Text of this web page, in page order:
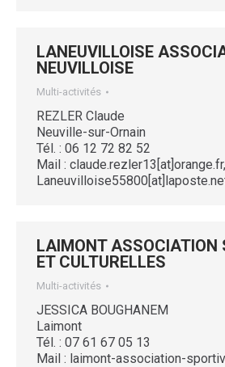
LANEUVILLOISE
NEUVILLOISE
Multi-activités
REZLER Claude
Neuville-sur-Ornain
Tél. : 06 12 72 82 52
Mail : claude.rezler13[at]orange.fr,
LAIMONT ASSOCIATION
ET CULTURELLES
Multi-activités
JESSICA BOUGHANEM
Laimont
Tél. : 07 61 67 05 13
Mail : laimont-association-